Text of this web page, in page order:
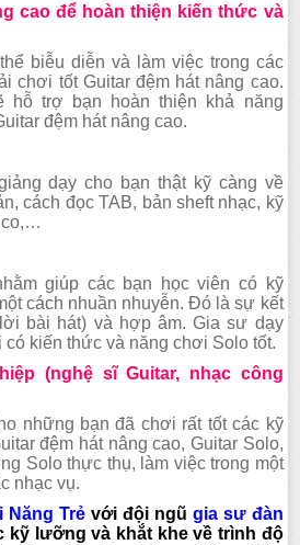
cao để hoàn thiện kiến thức và
biễu diễn và làm việc trong các
chơi tốt Guitar đệm hát nâng cao.
hỗ trợ bạn hoàn thiện khả năng
đệm hát nâng cao.
dạy cho bạn thật kỹ càng về
cách đọc TAB, bản sheft nhạc, kỹ
giúp các bạn học viên có kỹ
cách nhuần nhuyễn. Đó là sự kết
bài hát) và hợp âm. Gia sư dạy
có kiến thức và năng chơi Solo tốt.
(nghệ sĩ Guitar, nhạc công
những bạn đã chơi rất tốt các kỹ
đệm hát nâng cao, Guitar Solo,
Solo thực thụ, làm việc trong một
nhạc vụ.
Năng Trẻ với đội ngũ gia sư đàn
kỹ lưỡng và khắt khe về trình độ